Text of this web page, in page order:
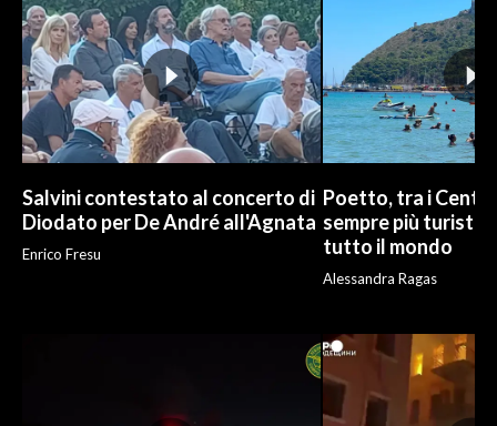
Salvini contestato al concerto di
Diodato per De André all'Agnata
Enrico Fresu
Poetto, tra i
sempre più turisti:
tutto il mondo
Alessandra Ragas